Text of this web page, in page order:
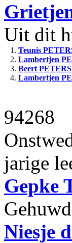
Uit dit
1. Teunis
2. Lambertjen
3. Beert PETERS
4. Lambertjen
94268
jarige
Gepke
Niesje